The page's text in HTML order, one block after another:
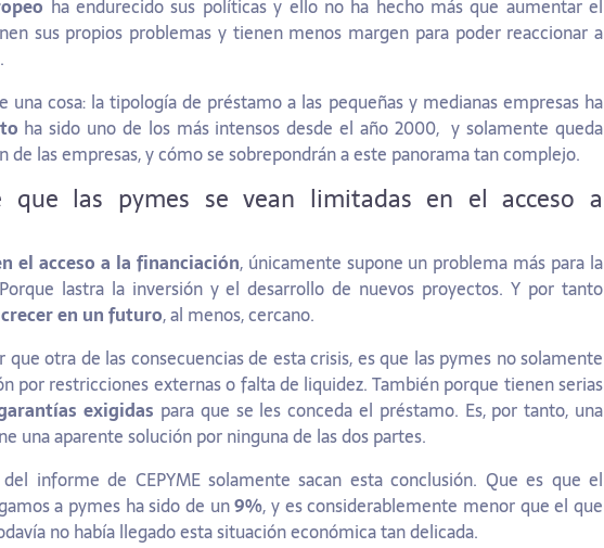
ha endurecido sus políticas y ello no ha hecho más que aumentar el
sus propios problemas y tienen menos margen para poder reaccionar a
.
una cosa: la tipología de préstamo a las pequeñas y medianas empresas ha
ha sido uno de los más intensos desde el año 2000, y solamente queda
de las empresas, y cómo se sobrepondrán a este panorama tan complejo.
que las pymes se vean limitadas en el acceso a
el acceso a la financiación, únicamente supone un problema más para la
lastra la inversión y el desarrollo de nuevos proyectos. Y por tanto
crecer en un futuro, al menos, cercano.
que otra de las consecuencias de esta crisis, es que las pymes no solamente
por restricciones externas o falta de liquidez. También porque tienen serias
exigidas para que se les conceda el préstamo. Es, por tanto, una
una aparente solución por ninguna de las dos partes.
informe de CEPYME solamente sacan esta conclusión. Que es que el
a pymes ha sido de un9%, y es considerablemente menor que el que
no había llegado esta situación económica tan delicada.